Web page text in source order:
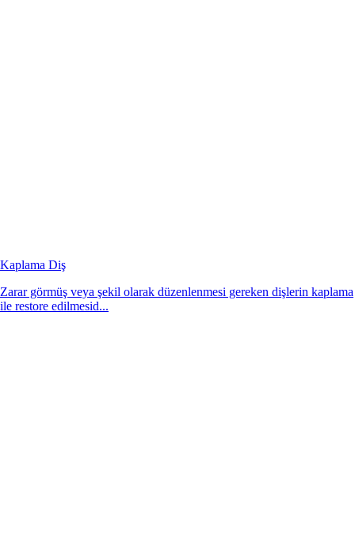
Kaplama Diş
Zarar görmüş veya şekil olarak düzenlenmesi gereken dişlerin kaplama
ile restore edilmesid...